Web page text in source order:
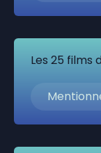
Les 25 films